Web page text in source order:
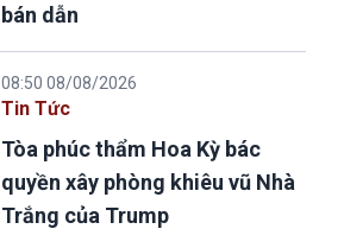
bán dẫn
08:50 08/08/2026
Tin Tức
Tòa phúc thẩm Hoa Kỳ bác
quyền xây phòng khiêu vũ Nhà
Trắng của Trump